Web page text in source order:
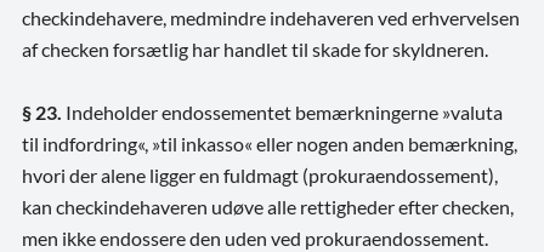
checkindehavere, medmindre indehaveren ved erhvervelsen
af checken forsætlig har handlet til skade for skyldneren.
§ 23. Indeholder endossementet bemærkningerne »valuta
til indfordring«, »til inkasso« eller nogen anden bemærkning,
hvori der alene ligger en fuldmagt (prokuraendossement),
kan checkindehaveren udøve alle rettigheder efter checken,
men ikke endossere den uden ved prokuraendossement.